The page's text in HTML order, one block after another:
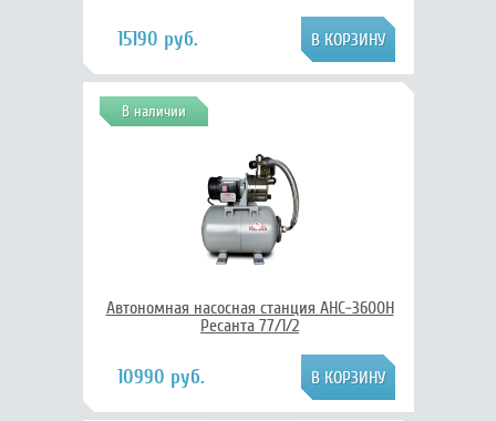
15190 руб.
В наличии
Автономная насосная станция АНС-3600Н
Ресанта 77/1/2
10990 руб.